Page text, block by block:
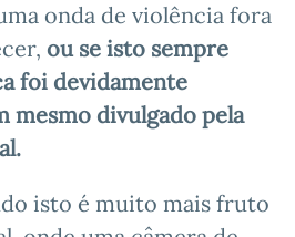
onda de violência fora
ou se isto sempre
foi devidamente
mesmo divulgado pela
isto é muito mais fruto